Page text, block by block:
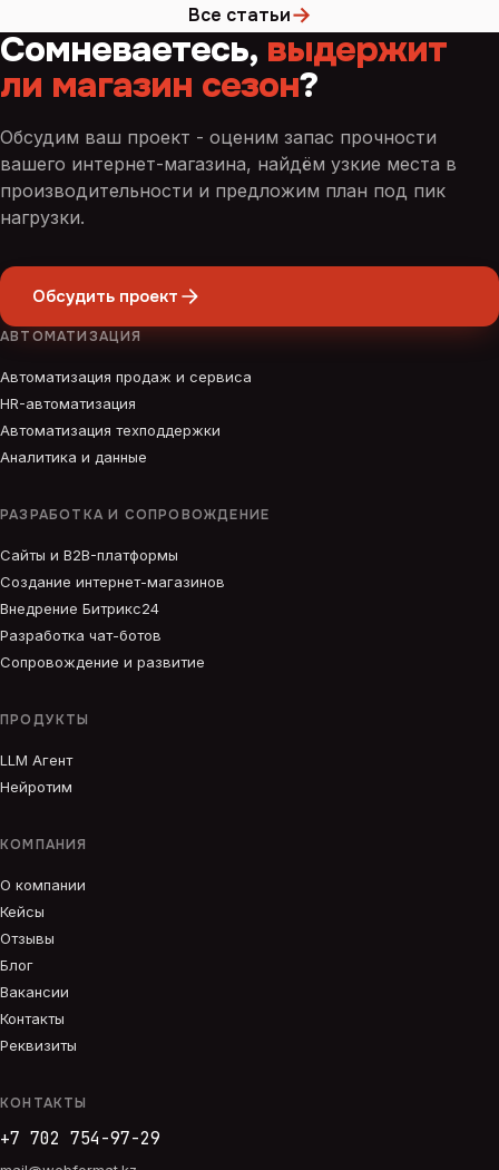
Все статьи→
Сомневаетесь, выдержит
ли магазин сезон?
Обсудим ваш проект - оценим запас прочности
вашего интернет-магазина, найдём узкие места в
производительности и предложим план под пик
нагрузки.
Обсудить проект
АВТОМАТИЗАЦИЯ
Автоматизация продаж и сервиса
HR-автоматизация
Автоматизация техподдержки
Аналитика и данные
РАЗРАБОТКА И СОПРОВОЖДЕНИЕ
Сайты и B2B-платформы
Создание интернет-магазинов
Внедрение Битрикс24
Разработка чат-ботов
Сопровождение и развитие
ПРОДУКТЫ
LLM Агент
Нейротим
КОМПАНИЯ
О компании
Кейсы
Отзывы
Блог
Вакансии
Контакты
Реквизиты
КОНТАКТЫ
+7 702 754-97-29